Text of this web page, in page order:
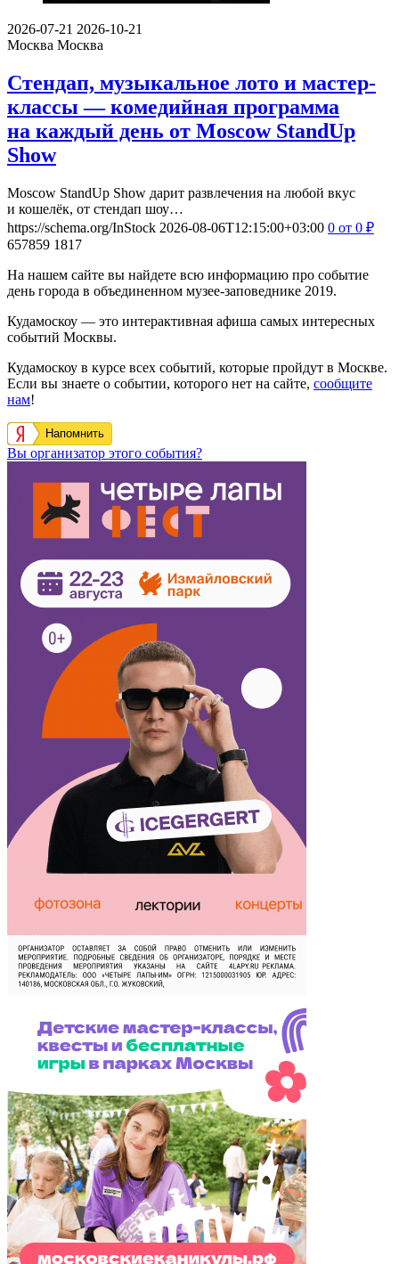
2026-07-21 2026-10-21
Москва Москва
Стендап, музыкальное лото и мастер-
классы — комедийная программа
на каждый день от Moscow StandUp
Show
Moscow StandUp Show дарит развлечения на любой вкус
и кошелёк, от стендап шоу…
https://schema.org/InStock 2026-08-06T12:15:00+03:00 0 от 0 ₽
657859 1817
На нашем сайте вы найдете всю информацию про событие
день города в объединенном музее-заповеднике 2019.
Кудамоскоу — это интерактивная афиша самых интересных
событий Москвы.
Кудамоскоу в курсе всех событий, которые пройдут в Москве.
Если вы знаете о событии, которого нет на сайте, сообщите
нам!
Напомнить
Вы организатор этого события?